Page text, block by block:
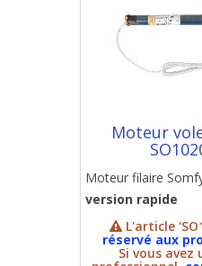
Moteur
Moteur filaire
version rapide
L'article
réservé aux
Si vous avez